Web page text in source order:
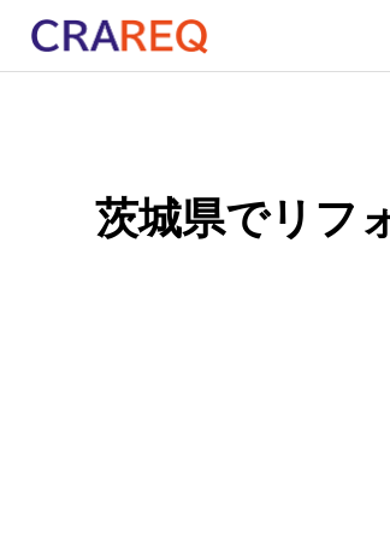
茨城県でリフ